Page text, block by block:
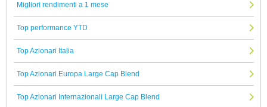
Migliori rendimenti a 1 mese
Top performance YTD
Top Azionari Italia
Top Azionari Europa Large Cap Blend
Top Azionari Internazionali Large Cap Blend